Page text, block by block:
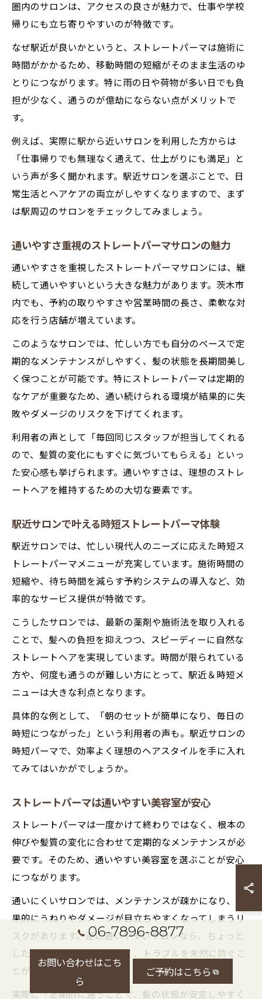
圏内のサロンは、アクセスの良さが魅力で、仕事や学校
帰りにも立ち寄りやすいのが特徴です。
なぜ駅近が良いかというと、ストレートパーマは施術に
時間がかかるため、移動時間の短縮がそのまま生活のゆ
とりにつながります。特に雨の日や荷物が多い日でも負
担が少なく、通うのが億劫にならない点がメリットで
す。
例えば、実際に駅から近いサロンを利用した方からは
「仕事帰りでも無理なく通えて、仕上がりにも満足」と
いう声が多く聞かれます。駅近サロンを選ぶことで、日
常生活とヘアケアの両立がしやすくなりますので、まず
は駅周辺のサロンをチェックしてみましょう。
通いやすさ重視のストレートパーマサロンの魅力
通いやすさを重視したストレートパーマサロンには、継
続して通いやすいという大きな魅力があります。茨木市
内でも、予約の取りやすさや営業時間の長さ、柔軟な対
応を行う店舗が増えています。
このようなサロンでは、忙しい方でも自分のペースで定
期的なメンテナンスがしやすく、髪の状態を長期間美し
く保つことが可能です。特にストレートパーマは定期的
なケアが重要なため、通い続けられる環境が結果的に失
敗やダメージのリスクを下げてくれます。
利用者の声として「毎回同じスタッフが担当してくれる
ので、髪質の変化にもすぐに気づいてもらえる」といっ
た安心感も挙げられます。通いやすさは、理想のストレ
ートヘアを維持するための大切な要素です。
駅近サロンで叶える時短ストレートパーマ体験
駅近サロンでは、忙しい現代人のニーズに応えた時短ス
トレートパーマメニューが充実しています。施術時間の
短縮や、待ち時間を減らす予約システムの導入など、効
率的なサービス提供が特徴です。
こうしたサロンでは、最新の薬剤や施術法を取り入れる
ことで、髪への負担を抑えつつ、スピーディーに自然な
ストレートヘアを実現しています。時間が限られている
方や、何度も通うのが難しい方にとって、駅近＆時短メ
ニューは大きな利点となります。
具体的な例として、「朝のセットが簡単になり、毎日の
時短につながった」という利用者の声も。駅近サロンの
時短パーマで、効率よく理想のヘアスタイルを手に入れ
てみてはいかがでしょうか。
ストレートパーマは通いやすい美容室が安心
ストレートパーマは一度かけて終わりではなく、根本の
伸びや髪質の変化に合わせて定期的なメンテナンスが必
要です。そのため、通いやすい美容室を選ぶことが安心
につながります。
通いにくいサロンでは、メンテナンスが疎かになり、結
果的にうねりやダメージが目立ちやすくなってしまうリ
スクがあります。逆に通いやすいサロンなら、ちょっと
した髪の悩みも相談しやすく、トラブルを未然に防ぐこ
とができます。
実際に「定期的に通うことで、髪の状態が安定しやすく
06-7896-8877
お問い合わせはこち
ら
ご予約はこちら